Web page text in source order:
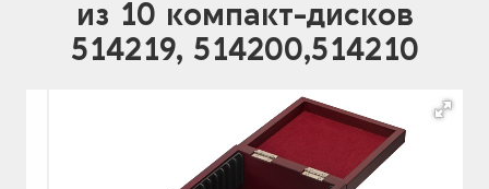
из 10 компакт-дисков
514219, 514200,514210